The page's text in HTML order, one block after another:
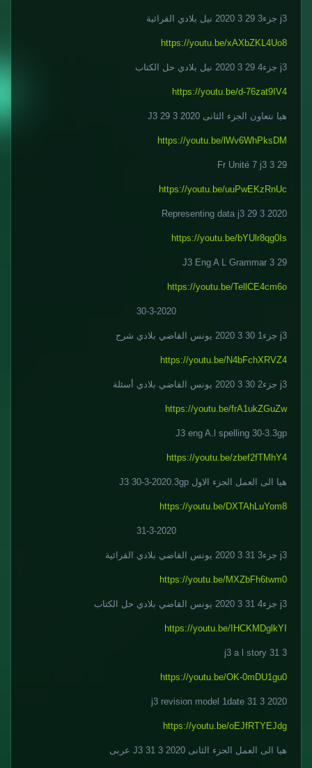
j3 جزء3 29 3 2020 نيل بلادي القرائية
https://youtu.be/xAXbZKL4Uo8
j3 جزء4 29 3 2020 نيل بلادي حل الكتاب
https://youtu.be/d-76zat9IV4
هيا نتعاون الجزء الثانى J3 29 3 2020
https://youtu.be/lWv6WhPksDM
29 3 Fr Unité 7 j3
https://youtu.be/uuPwEKzRnUc
Representing data j3 29 3 2020
https://youtu.be/bYUlr8qg0Is
29 3 J3 Eng A L Grammar
https://youtu.be/TellCE4cm6o
30-3-2020
j3 جزء1 30 3 2020 يونس القاضي بلادي شرح
https://youtu.be/N4bFchXRVZ4
j3 جزء2 30 3 2020 يونس القاضي بلادي أسئلة
https://youtu.be/frA1ukZGuZw
J3 eng A.l spelling 30-3.3gp
https://youtu.be/zbef2fTMhY4
هيا الى العمل الجزء الاول J3 30-3-2020.3gp
https://youtu.be/DXTAhLuYom8
31-3-2020
j3 جزء3 31 3 2020 يونس القاضي بلادي القرائية
https://youtu.be/MXZbFh6twm0
j3 جزء4 31 3 2020 يونس القاضي بلادي حل الكتاب
https://youtu.be/IHCKMDglkYI
j3 a l story 31 3
https://youtu.be/OK-0mDU1gu0
j3 revision model 1date 31 3 2020
https://youtu.be/oEJfRTYEJdg
هيا الى العمل الجزء الثانى J3 31 3 2020 عربى